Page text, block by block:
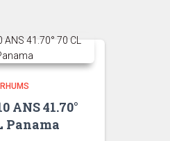
RHUMS
ANS 41.70°
Panama